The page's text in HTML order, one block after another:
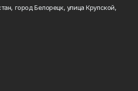
город Белорецк, улица Крупской,